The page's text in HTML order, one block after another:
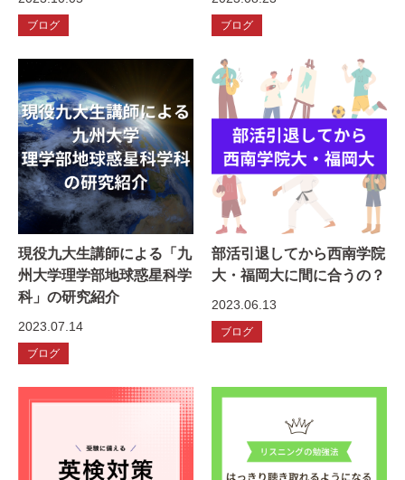
ブログ ブログ
現役九大生講師による「九
州大学理学部地球惑星科学
科」の研究紹介
2023.07.14
ブログ
部活引退してから西南学院
大・福岡大に間に合うの？
2023.06.13
ブログ